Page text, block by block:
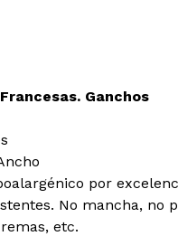
Ganchos
por
No mancha, no
etc.